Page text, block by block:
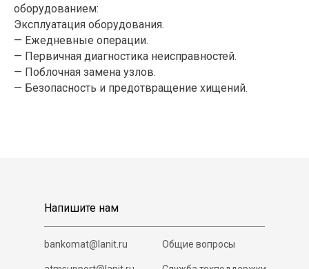
оборудованием:
Эксплуатация оборудования.
— Ежедневные операции.
— Первичная диагностика неисправностей.
— Поблочная замена узлов.
— Безопасность и предотвращение хищений.
Общие вопросы
bankomat@lanit.ru
Напишите нам